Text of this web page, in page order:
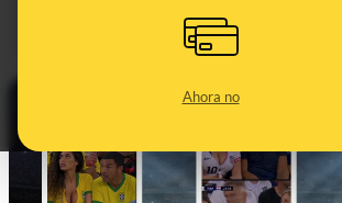
Ahora no